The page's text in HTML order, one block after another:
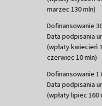
marzec 130 mln)
Dofinansowanie
Data podpisania
(wpłaty kwiecień
czerwiec 10 mln)
Dofinansowanie
Data podpisania
(wpłaty lipiec 160